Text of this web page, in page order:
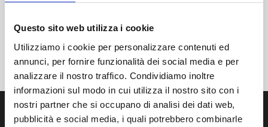
Questo sito web utilizza i cookie
Utilizziamo i cookie per personalizzare contenuti ed
annunci, per fornire funzionalità dei social media e per
analizzare il nostro traffico. Condividiamo inoltre
informazioni sul modo in cui utilizza il nostro sito con i
nostri partner che si occupano di analisi dei dati web,
pubblicità e social media, i quali potrebbero combinarle